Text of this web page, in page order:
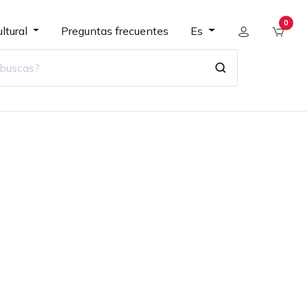
Preguntas frecuentes Es
0